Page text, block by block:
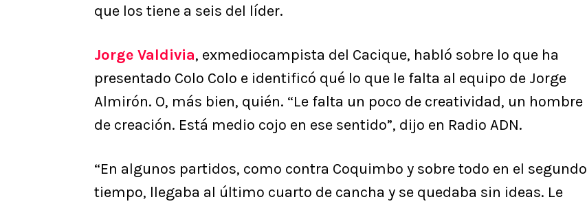
que los tiene a seis del líder.
Jorge Valdivia, exmediocampista del Cacique, habló sobre lo que ha
presentado Colo Colo e identificó qué lo que le falta al equipo de Jorge
Almirón. O, más bien, quién. “Le falta un poco de creatividad, un hombre
de creación. Está medio cojo en ese sentido”, dijo en Radio ADN.
“En algunos partidos, como contra Coquimbo y sobre todo en el segundo
tiempo, llegaba al último cuarto de cancha y se quedaba sin ideas. Le